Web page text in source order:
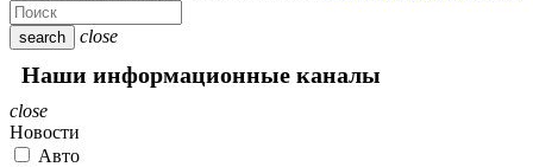
search close
Наши информационные каналы
close
Новости
Авто